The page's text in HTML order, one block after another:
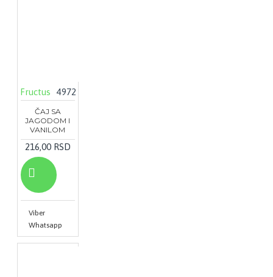
Fructus 4972
ČAJ SA
JAGODOM I
VANILOM
216,00 RSD
Viber
Whatsapp